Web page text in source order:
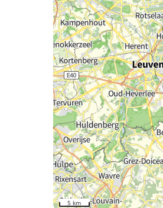
5 km